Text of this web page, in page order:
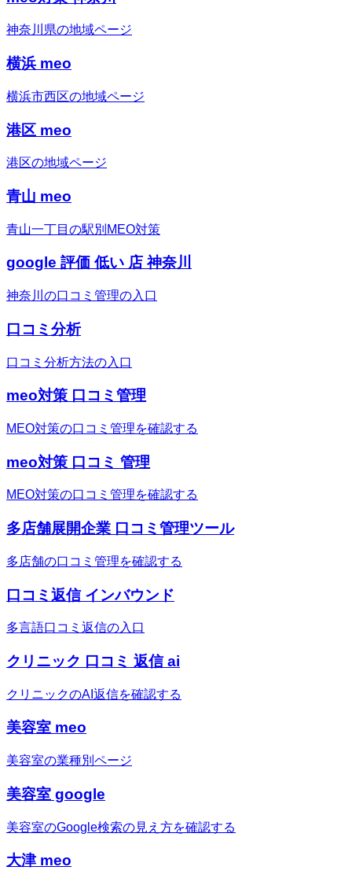
神奈川県の地域ページ
横浜 meo
横浜市西区の地域ページ
港区 meo
港区の地域ページ
青山 meo
青山一丁目の駅別MEO対策
google 評価 低い 店 神奈川
神奈川の口コミ管理の入口
口コミ分析
口コミ分析方法の入口
meo対策 口コミ管理
MEO対策の口コミ管理を確認する
meo対策 口コミ 管理
MEO対策の口コミ管理を確認する
多店舗展開企業 口コミ管理ツール
多店舗の口コミ管理を確認する
口コミ返信 インバウンド
多言語口コミ返信の入口
クリニック 口コミ 返信 ai
クリニックのAI返信を確認する
美容室 meo
美容室の業種別ページ
美容室 google
美容室のGoogle検索の見え方を確認する
大津 meo